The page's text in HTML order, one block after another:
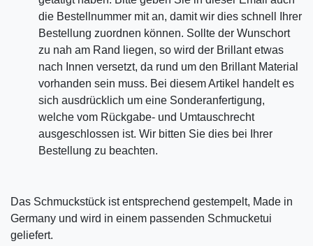
die Bestellnummer mit an, damit wir dies schnell Ihrer
Bestellung zuordnen können. Sollte der Wunschort
zu nah am Rand liegen, so wird der Brillant etwas
nach Innen versetzt, da rund um den Brillant Material
vorhanden sein muss. Bei diesem Artikel handelt es
sich ausdrücklich um eine Sonderanfertigung,
welche vom Rückgabe- und Umtauschrecht
ausgeschlossen ist. Wir bitten Sie dies bei Ihrer
Bestellung zu beachten.
Das Schmuckstück ist entsprechend gestempelt, Made in
Germany und wird in einem passenden Schmucketui
geliefert.